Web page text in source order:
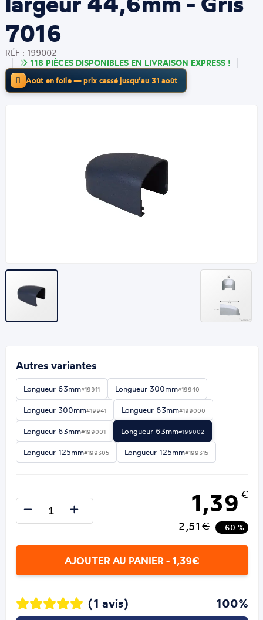
7016
RÉF : 199002
118 PIÈCES DISPONIBLES EN LIVRAISON EXPRESS !
Août en folie — prix cassé jusqu’au 31 août
Autres variantes
Longueur 63mm#19911 Longueur 300mm#19940
Longueur 300mm#19941 Longueur 63mm#199000
Longueur 63mm#199001 Longueur 63mm#199002
Longueur 125mm#199305 Longueur 125mm#199315
1,39 €
2,51€ - 60 %
AJOUTER AU PANIER - 1,39€
(1 avis) 100%